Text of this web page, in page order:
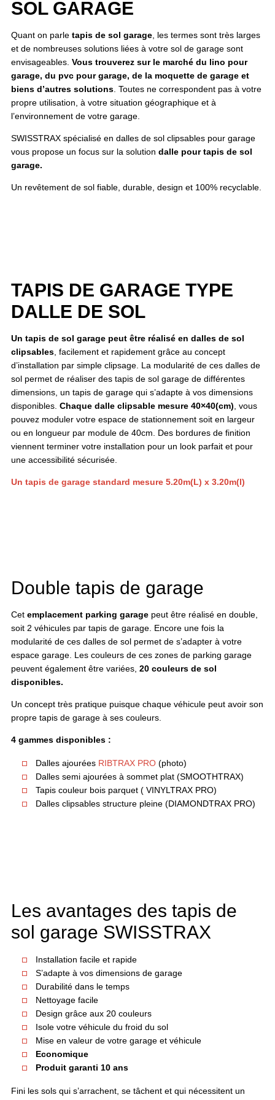
SOL GARAGE
Quant on parle tapis de sol garage, les termes sont très larges
et de nombreuses solutions liées à votre sol de garage sont
envisageables. Vous trouverez sur le marché du lino pour
garage, du pvc pour garage, de la moquette de garage et
biens d’autres solutions. Toutes ne correspondent pas à votre
propre utilisation, à votre situation géographique et à
l’environnement de votre garage.
SWISSTRAX spécialisé en dalles de sol clipsables pour garage
vous propose un focus sur la solution dalle pour tapis de sol
garage.
Un revêtement de sol fiable, durable, design et 100% recyclable.
TAPIS DE GARAGE TYPE
DALLE DE SOL
Un tapis de sol garage peut être réalisé en dalles de sol
clipsables, facilement et rapidement grâce au concept
d’installation par simple clipsage. La modularité de ces dalles de
sol permet de réaliser des tapis de sol garage de différentes
dimensions, un tapis de garage qui s’adapte à vos dimensions
disponibles. Chaque dalle clipsable mesure 40×40(cm) , vous
pouvez moduler votre espace de stationnement soit en largeur
ou en longueur par module de 40cm. Des bordures de finition
viennent terminer votre installation pour un look parfait et pour
une accessibilité sécurisée.
Un tapis de garage standard mesure 5.20m(L) x 3.20m(l)
Double tapis de garage
Cet emplacement parking garagepeut être réalisé en double,
soit 2 véhicules par tapis de garage. Encore une fois la
modularité de ces dalles de sol permet de s’adapter à votre
espace garage. Les couleurs de ces zones de parking garage
peuvent également être variées, 20 couleurs de sol
disponibles.
Un concept très pratique puisque chaque véhicule peut avoir son
propre tapis de garage à ses couleurs.
4 gammes disponibles :
Dalles ajourées RIBTRAX PRO(photo)
Dalles semi ajourées à sommet plat (SMOOTHTRAX)
Tapis couleur bois parquet ( VINYLTRAX PRO)
Dalles clipsables structure pleine (DIAMONDTRAX PRO)
Les avantages des tapis de
sol garage SWISSTRAX
Installation facile et rapide
S’adapte à vos dimensions de garage
Durabilité dans le temps
Nettoyage facile
Design grâce aux 20 couleurs
Isole votre véhicule du froid du sol
Mise en valeur de votre garage et véhicule
Economique
Produit garanti 10 ans
Fini les sols qui s’arrachent, se tâchent et qui nécessitent un